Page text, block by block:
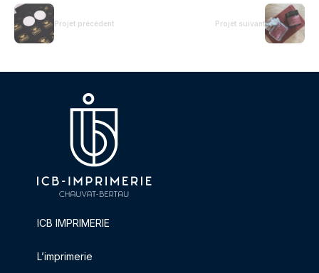
Projet précédent Projet suivant
ICB IMPRIMERIE
L’imprimerie